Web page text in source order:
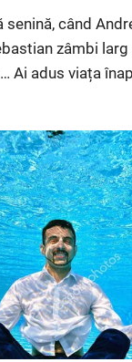
când
zâmbi
Ai adus viața